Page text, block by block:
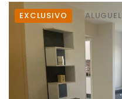
EXCLUSIVO ALUGUEL